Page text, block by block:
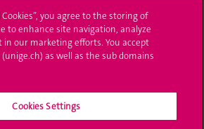
Cookies”, you agree to the storing of
to enhance site navigation, analyze
in our marketing efforts. You accept
as well as the sub domains
Cookies Settings